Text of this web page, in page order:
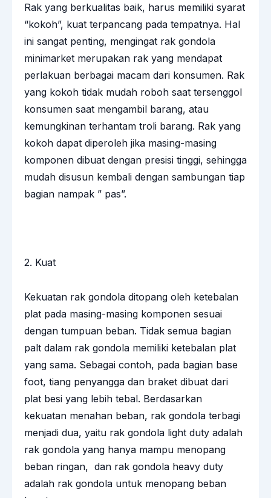
Rak yang berkualitas baik, harus memiliki syarat
“kokoh”, kuat terpancang pada tempatnya. Hal
ini sangat penting, mengingat rak gondola
minimarket merupakan rak yang mendapat
perlakuan berbagai macam dari konsumen. Rak
yang kokoh tidak mudah roboh saat tersenggol
konsumen saat mengambil barang, atau
kemungkinan terhantam troli barang. Rak yang
kokoh dapat diperoleh jika masing-masing
komponen dibuat dengan presisi tinggi, sehingga
mudah disusun kembali dengan sambungan tiap
bagian nampak ” pas”.
2. Kuat
Kekuatan rak gondola ditopang oleh ketebalan
plat pada masing-masing komponen sesuai
dengan tumpuan beban. Tidak semua bagian
palt dalam rak gondola memiliki ketebalan plat
yang sama. Sebagai contoh, pada bagian base
foot, tiang penyangga dan braket dibuat dari
plat besi yang lebih tebal. Berdasarkan
kekuatan menahan beban, rak gondola terbagi
menjadi dua, yaitu rak gondola light duty adalah
rak gondola yang hanya mampu menopang
beban ringan, dan rak gondola heavy duty
adalah rak gondola untuk menopang beban